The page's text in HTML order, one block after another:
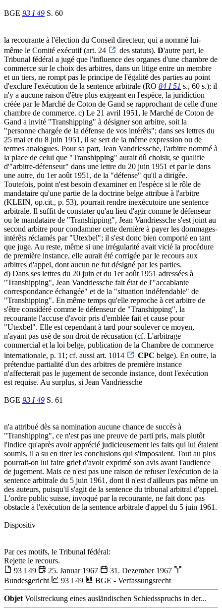
BGE 93 I 49 S. 60
la recourante à l'élection du Conseil directeur, qui a nommé lui-
même le Comité exécutif (art. 24
des statuts). D'autre part, le
Tribunal fédéral a jugé que l'influence des organes d'une chambre de
commerce sur le choix des arbitres, dans un litige entre un membre
et un tiers, ne rompt pas le principe de l'égalité des parties au point
d'exclure l'exécution de la sentence arbitrale (RO 84 I 51 s., 60 s.); il
n'y a aucune raison d'être plus exigeant en l'espèce, la juridiction
créée par le Marché de Coton de Gand se rapprochant de celle d'une
chambre de commerce. c) Le 21 avril 1951, le Marché de Coton de
Gand a invité "Transhipping" à désigner son arbitre, soit la
"personne chargée de la défense de vos intérêts"; dans ses lettres du
25 mai et du 8 juin 1951, il se sert de la même expression ou de
termes analogues. Pour sa part, Jean Vandriessche, l'arbitre nommé à
la place de celui que "Transhipping" aurait dû choisir, se qualifie
d'"arbitre-défenseur" dans une lettre du 20 juin 1951 et par le dans
une autre, du 1er août 1951, de la "défense" qu'il a dirigée.
Toutefois, point n'est besoin d'examiner en l'espèce si le rôle de
mandataire qu'une partie de la doctrine belge attribue à l'arbitre
(KLEIN, op.cit., p. 53), pourrait rendre inexécutoire une sentence
arbitrale. Il suffit de constater qu'au lieu d'agir comme le défenseur
ou le mandataire de "Transhipping", Jean Vandriessche s'est joint au
second arbitre pour condamner cette dernière à payer les dommages-
intérêts réclamés par "Utexbel"; il s'est donc bien comporté en tant
que juge. Au reste, même si une irrégularité avait vicié la procédure
de première instance, elle aurait été corrigée par le recours aux
arbitres d'appel, dont aucun ne fut désigné par les parties.
d) Dans ses lettres du 20 juin et du 1er août 1951 adressées à
"Transhipping", Jean Vandriessche fait état de l'"accablante
correspondance échangée" et de la "situation indéfendable" de
"Transhipping". En même temps qu'elle reproche à cet arbitre de
s'être considéré comme le défenseur de "Transhipping", la
recourante l'accuse d'avoir pris d'emblée fait et cause pour
"Utexbel". Elle est cependant à tard pour soulever ce moyen,
n'ayant pas usé de son droit de récusation (cf. L'arbitrage
commercial et la loi belge, publication de la Chambre de commerce
internationale, p. 11; cf. aussi art. 1014
CPC belge). En outre, la
prétendue partialité d'un des arbitres de première instance
n'affecterait pas le jugement de seconde instance, dont l'exécution
est requise. Au surplus, si Jean Vandriessche
BGE 93 I 49 S. 61
n'a attribué dès sa nomination aucune chance de succès à
"Transhipping", ce n'est pas une preuve de parti pris, mais plutôt
l'indice qu'après avoir apprécié judicieusement les faits qui lui étaient
soumis, il a su en tirer les conclusions qui s'imposaient. Tout au plus
pourrait-on lui faire grief d'avoir exprimé son avis avant l'audience
de jugement. Mais ce n'est pas une raison de refuser l'exécution de la
sentence arbitrale du 5 juin 1961, dont il n'est d'ailleurs pas même un
des auteurs, puisqu'il s'agit de la sentence du tribunal arbitral d'appel.
L'ordre public suisse, invoqué par la recourante, ne fait donc pas
obstacle à l'exécution de la sentence arbitrale d'appel du 5 juin 1961.
Dispositiv
Par ces motifs, le Tribunal fédéral:
Rejette le recours.
93 I 49
25. Januar 1967
31. Dezember 1967
Bundesgericht
93 I 49 BGE - Verfassungsrecht
Objet Vollstreckung eines ausländischen Schiedsspruchs in der...